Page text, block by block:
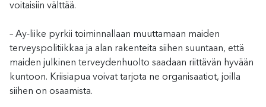
voitaisiin välttää.
– Ay-liike pyrkii toiminnallaan muuttamaan maiden
terveyspolitiikkaa ja alan rakenteita siihen suuntaan, että
maiden julkinen terveydenhuolto saadaan riittävän hyvään
kuntoon. Kriisiapua voivat tarjota ne organisaatiot, joilla
siihen on osaamista.